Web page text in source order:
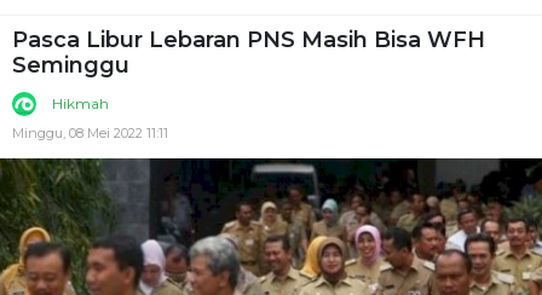
Pasca Libur Lebaran PNS Masih Bisa WFH
Seminggu
Hikmah
Minggu, 08 Mei 2022 11:11